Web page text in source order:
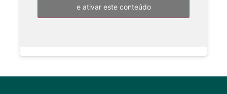
e ativar este conteúdo